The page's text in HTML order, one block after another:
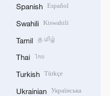
Spanish Español
Swahili Kiswahili
Tamil தமிழ்
Thai ไทย
Turkish Türkçe
Ukrainian Українська